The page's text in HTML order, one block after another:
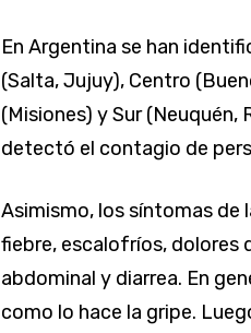
En Argentina se han
(Salta, Jujuy), Centro
(Misiones) y Sur
detectó el contagio de
Asimismo, los síntomas de
fiebre, escalofríos, dolores
abdominal y diarrea. En
como lo hace la gripe.